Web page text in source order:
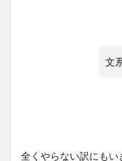
文
全くやらない訳にも